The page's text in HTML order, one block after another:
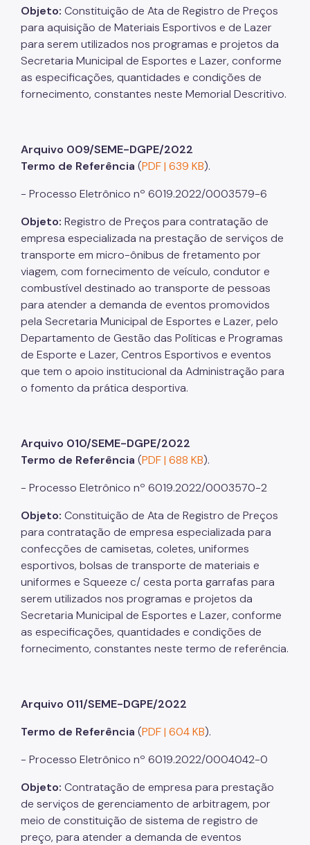
Objeto: Constituição de Ata de Registro de Preços
para aquisição de Materiais Esportivos e de Lazer
para serem utilizados nos programas e projetos da
Secretaria Municipal de Esportes e Lazer, conforme
as especificações, quantidades e condições de
fornecimento, constantes neste Memorial Descritivo.
Arquivo 009/SEME-DGPE/2022
Termo de Referência (PDF | 639 KB).
- Processo Eletrônico nº 6019.2022/0003579-6
Objeto: Registro de Preços para contratação de
empresa especializada na prestação de serviços de
transporte em micro-ônibus de fretamento por
viagem, com fornecimento de veículo, condutor e
combustível destinado ao transporte de pessoas
para atender a demanda de eventos promovidos
pela Secretaria Municipal de Esportes e Lazer, pelo
Departamento de Gestão das Políticas e Programas
de Esporte e Lazer, Centros Esportivos e eventos
que tem o apoio institucional da Administração para
o fomento da prática desportiva.
Arquivo 010/SEME-DGPE/2022
Termo de Referência (PDF | 688 KB).
- Processo Eletrônico nº 6019.2022/0003570-2
Objeto: Constituição de Ata de Registro de Preços
para contratação de empresa especializada para
confecções de camisetas, coletes, uniformes
esportivos, bolsas de transporte de materiais e
uniformes e Squeeze c/ cesta porta garrafas para
serem utilizados nos programas e projetos da
Secretaria Municipal de Esportes e Lazer, conforme
as especificações, quantidades e condições de
fornecimento, constantes neste termo de referência.
Arquivo 011/SEME-DGPE/2022
Termo de Referência (PDF | 604 KB).
- Processo Eletrônico nº 6019.2022/0004042-0
Objeto: Contratação de empresa para prestação
de serviços de gerenciamento de arbitragem, por
meio de constituição de sistema de registro de
preço, para atender a demanda de eventos